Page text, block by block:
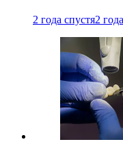
2 года спустя2